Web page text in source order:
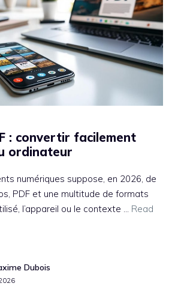
: convertir facilement
ordinateur
numériques suppose, en 2026, de
PDF et une multitude de formats
l’appareil ou le contexte ... Read
Dubois